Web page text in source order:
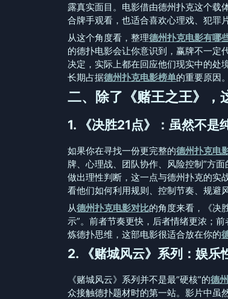
露真实面目。电影借由德州扑克这个载
合牌手观看，也适合喜欢心理戏、犯罪
从这个角度看，整理德州扑克电影有哪
的德扑电影会让你意识到，赢牌不一定
决定，实际上都在回应他们现实中的处
长期占据德州扑克电影榜单的重要原因。
二、除了《赌王之王》，
1. 《决胜21点》：虽然不是
如果你在寻找一份更完整的德州扑克电
牌、心理战、团队协作、风险控制”方
做出理性判断，这一点与德州扑克的实
看他们如何利用规则、控制节奏、规避
从德州扑克电影对比的角度来看，《决
示”。前者节奏更快，后者情绪更浓；
炼德扑思维，这部电影很适合放在你的
2. 《赌城风云》系列：娱乐
《赌城风云》系列并不是最“硬核”的德
众接触德扑题材时的第一站。影片中虽